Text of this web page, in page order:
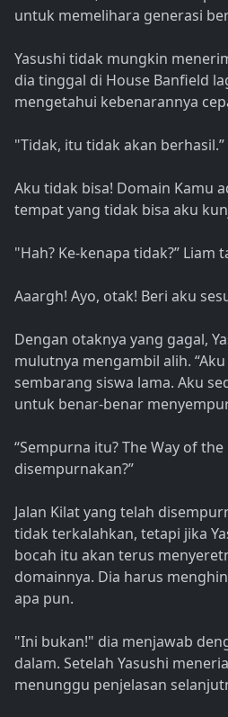
untuk memelihara generasi
Yasushi tidak mungkin
dia tinggal di House Banfield
mengetahui kebenarannya
"Tidak, itu tidak akan berhasil.”
Aku tidak bisa! Domain Kamu
tempat yang tidak bisa aku
"Hah? Ke-kenapa tidak?” Liam
Aaargh! Ayo, otak! Beri aku
Dengan otaknya yang gagal,
mulutnya mengambil alih.
sembarang siswa lama. Aku
untuk benar-benar
“Sempurna itu? The Way of
disempurnakan?”
Jalan Kilat yang telah
tidak terkalahkan, tetapi jika
bocah itu akan terus
domainnya. Dia harus
apa pun.
"Ini bukan!" dia menjawab
dalam. Setelah Yasushi
menunggu penjelasan